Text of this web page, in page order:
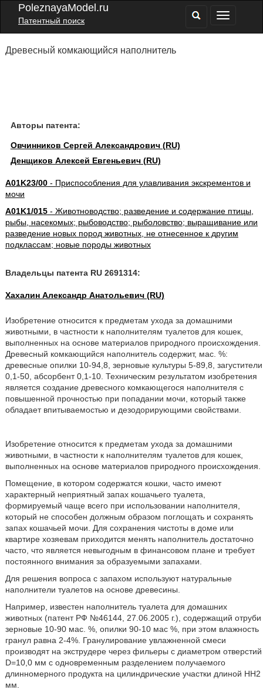
PoleznayaModel.ru
Патентный поиск
Древесный комкающийся наполнитель
Авторы патента:
Овчинников Сергей Александрович (RU)
Денщиков Алексей Евгеньевич (RU)
A01K23/00- Приспособления для улавливания экскрементов и
мочи
A01K1/015- Животноводство; разведение и содержание птицы,
рыбы, насекомых; рыбоводство; рыболовство; выращивание или
разведение новых пород животных, не отнесенное к другим
подклассам; новые породы животных
Владельцы патента RU 2691314:
Хахалин Александр Анатольевич (RU)
Изобретение относится к предметам ухода за домашними
животными, в частности к наполнителям туалетов для кошек,
выполненных на основе материалов природного происхождения.
Древесный комкающийся наполнитель содержит, мас. %:
древесные опилки 10-94,8, зерновые культуры 5-89,8, загустители
0,1-50, абсорбент 0,1-10. Техническим результатом изобретения
является создание древесного комкающегося наполнителя с
повышенной прочностью при попадании мочи, который также
обладает впитываемостью и дезодорирующими свойствами.
Изобретение относится к предметам ухода за домашними
животными, в частности к наполнителям туалетов для кошек,
выполненных на основе материалов природного происхождения.
Помещение, в котором содержатся кошки, часто имеют
характерный неприятный запах кошачьего туалета,
формируемый чаще всего при использовании наполнителя,
который не способен должным образом поглощать и сохранять
запах кошачьей мочи. Для сохранения чистоты в доме или
квартире хозяевам приходится менять наполнитель достаточно
часто, что является невыгодным в финансовом плане и требует
постоянного внимания за образуемыми запахами.
Для решения вопроса с запахом используют натуральные
наполнители туалетов на основе древесины.
Например, известен наполнитель туалета для домашних
животных (патент РФ №46144, 27.06.2005 г.), содержащий отруби
зерновые 10-90 мас. %, опилки 90-10 мас %, при этом влажность
гранул равна 2-4%. Гранулирование увлажненной смеси
производят на экструдере через фильеры с диаметром отверстий
D=10,0 мм с одновременным разделением получаемого
длинномерного продукта на цилиндрические участки длиной НН2
мм.